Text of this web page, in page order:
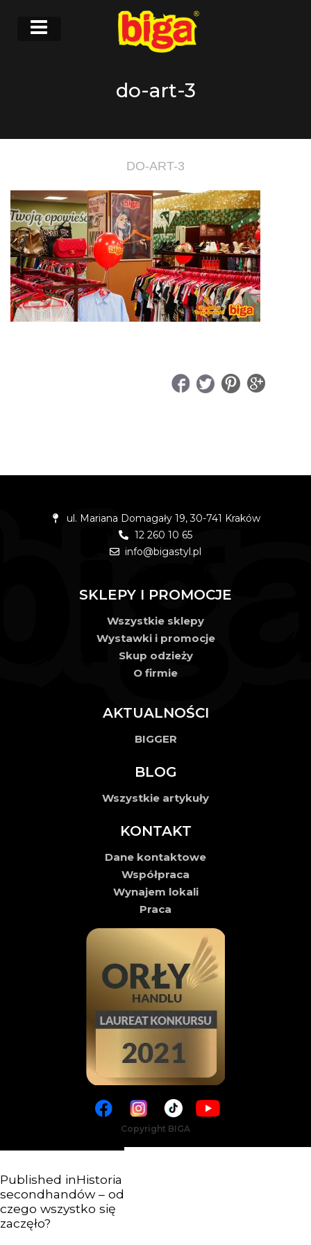
do-art-3
DO-ART-3
ul. Mariana Domagały 19, 30-741 Kraków
12 260 10 65
info@bigastyl.pl
SKLEPY I PROMOCJE
Wszystkie sklepy
Wystawki i promocje
Skup odzieży
O firmie
AKTUALNOŚCI
BIGGER
BLOG
Wszystkie artykuły
KONTAKT
Dane kontaktowe
Współpraca
Wynajem lokali
Praca
Copyright BIGA
Published inHistoria
secondhandów – od
czego wszystko się
zaczęło?